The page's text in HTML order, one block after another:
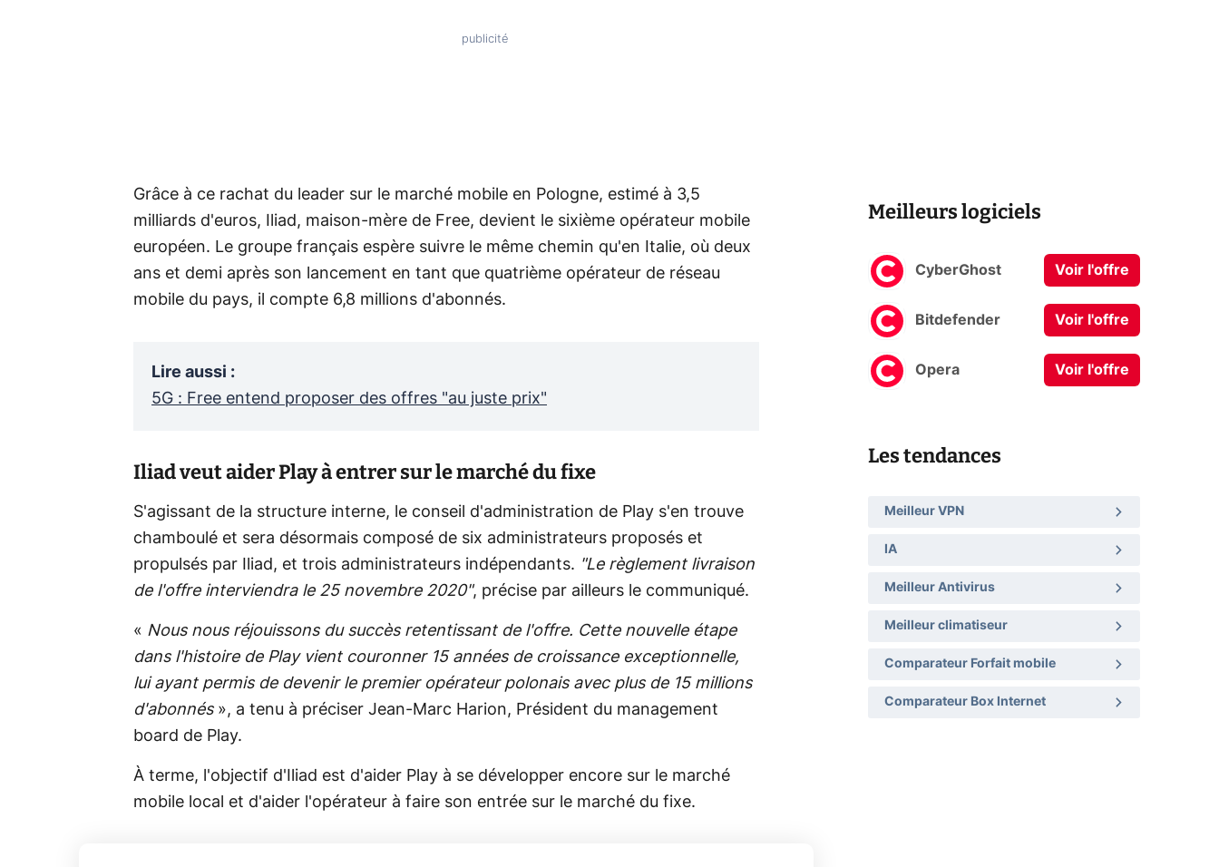
Grâce à ce rachat du leader sur le marché mobile en Pologne, estimé à 3,5
milliards d'euros, Iliad, maison-mère de Free, devient le sixième opérateur mobile
européen. Le groupe français espère suivre le même chemin qu'en Italie, où deux
ans et demi après son lancement en tant que quatrième opérateur de réseau
mobile du pays, il compte 6,8 millions d'abonnés.
Lire aussi :
5G : Free entend proposer des offres "au juste prix"
Iliad veut aider Play à entrer sur le marché du fixe
S'agissant de la structure interne, le conseil d'administration de Play s'en trouve
chamboulé et sera désormais composé de six administrateurs proposés et
propulsés par Iliad, et trois administrateurs indépendants. "Le règlement livraison
de l'offre interviendra le 25 novembre 2020", précise par ailleurs le communiqué.
« Nous nous réjouissons du succès retentissant de l'offre. Cette nouvelle étape
dans l'histoire de Play vient couronner 15 années de croissance exceptionnelle,
lui ayant permis de devenir le premier opérateur polonais avec plus de 15 millions
d'abonnés », a tenu à préciser Jean-Marc Harion, Président du management
board de Play.
À terme, l'objectif d'Iliad est d'aider Play à se développer encore sur le marché
mobile local et d'aider l'opérateur à faire son entrée sur le marché du fixe.
Meilleurs logiciels
CyberGhost Voir l'offre
Bitdefender Voir l'offre
Opera Voir l'offre
Les tendances
Meilleur VPN
IA
Meilleur Antivirus
Meilleur climatiseur
Comparateur Forfait mobile
Comparateur Box Internet